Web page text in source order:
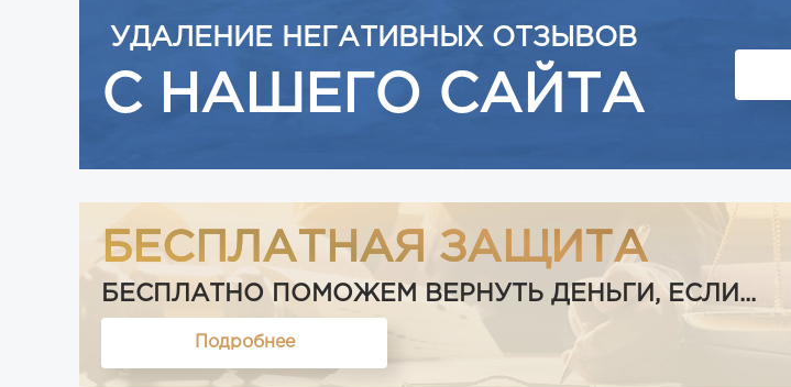
УДАЛЕНИЕ НЕГАТИВНЫХ ОТЗЫВОВ
С НАШЕГО САЙТА
БЕСПЛАТНАЯ ЗАЩИТА
БЕСПЛАТНО ПОМОЖЕМ ВЕРНУТЬ ДЕНЬГИ, ЕСЛИ...
Подробнее